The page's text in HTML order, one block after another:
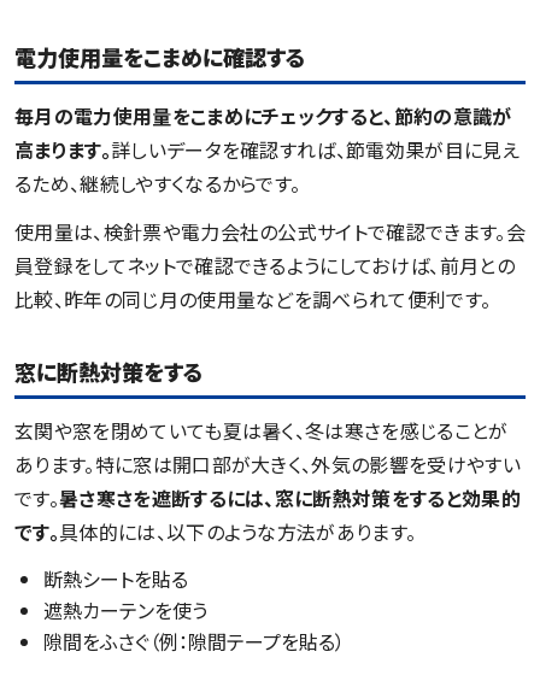
電力使用量をこまめに確認する
毎月の電力使用量をこまめにチェックすると、節約の意識が
高まります。詳しいデータを確認すれば、節電効果が目に見え
るため、継続しやすくなるからです。
使用量は、検針票や電力会社の公式サイトで確認できます。会
員登録をしてネットで確認できるようにしておけば、前月との
比較、昨年の同じ月の使用量などを調べられて便利です。
窓に断熱対策をする
玄関や窓を閉めていても夏は暑く、冬は寒さを感じることが
あります。特に窓は開口部が大きく、外気の影響を受けやすい
です。暑さ寒さを遮断するには、窓に断熱対策をすると効果的
です。具体的には、以下のような方法があります。
断熱シートを貼る
遮熱カーテンを使う
隙間をふさぐ（例：隙間テープを貼る）